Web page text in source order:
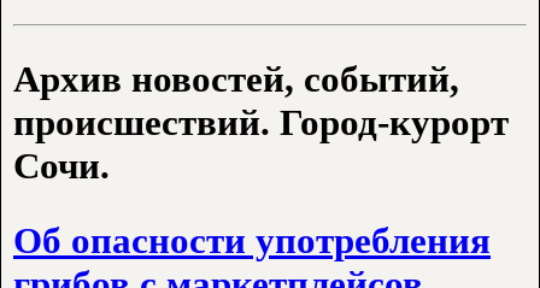
Архив новостей, событий,
происшествий. Город-курорт
Сочи.
Об опасности употребления